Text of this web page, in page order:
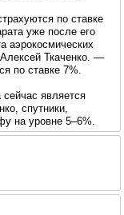
по ставке
уже после его
аэрокосмических
Ткаченко. —
по ставке 7%.
является
спутники,
на уровне 5–6%.